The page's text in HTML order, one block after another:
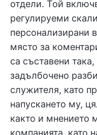
отдели. Той
регулируеми
персонализирани
място за
са съставени
задълбочено
служителя, като
напускането му,
както и мнението
компанията, като